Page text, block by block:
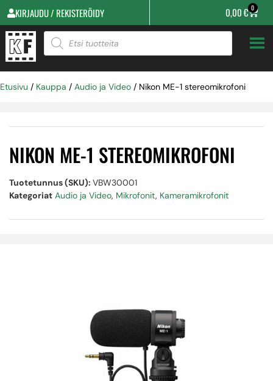
KIRJAUDU / REKISTERÖIDY 0,00€ 0
Etusivu / Kauppa / Audio ja Video / Nikon ME-1 stereomikrofoni
NIKON ME-1 STEREOMIKROFONI
Tuotetunnus (SKU): VBW30001
Kategoriat Audio ja Video, Mikrofonit, Kameramikrofonit